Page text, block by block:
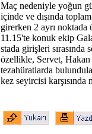
Maç nedeniyle yoğun
içinde ve dışında
girerken 2 ayrı noktada
11.15'te konuk ekip
stada girişleri
özellikle, Servet,
tezahüratlarda
kez seyircisi karşısında